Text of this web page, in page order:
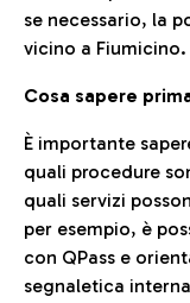
se necessario, la
vicino a Fiumicino.
Cosa sapere
È importante
quali procedure
quali servizi
per esempio, è
con QPass e
segnaletica